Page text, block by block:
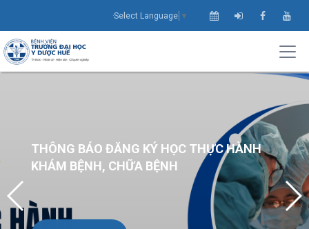
Select Language ▼
THÔNG BÁO ĐĂNG KÝ HỌC THỰC HÀNH
KHÁM BỆNH, CHỮA BỆNH